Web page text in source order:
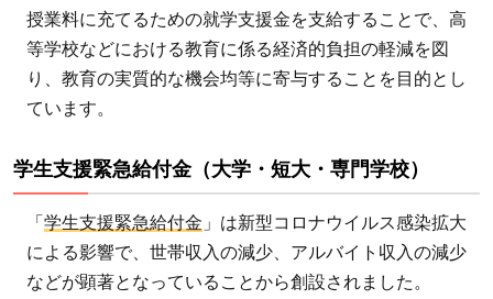
授業料に充てるための就学支援金を支給することで、高
等学校などにおける教育に係る経済的負担の軽減を図
り、教育の実質的な機会均等に寄与することを目的とし
ています。
学生支援緊急給付金（大学・短大・専門学校）
「 学生支援緊急給付金 」は新型コロナウイルス感染拡大
による影響で、世帯収入の減少、アルバイト収入の減少
などが顕著となっていることから創設されました。